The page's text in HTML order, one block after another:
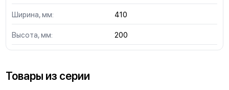
Ширина, мм: 410
Высота, мм: 200
Товары из серии